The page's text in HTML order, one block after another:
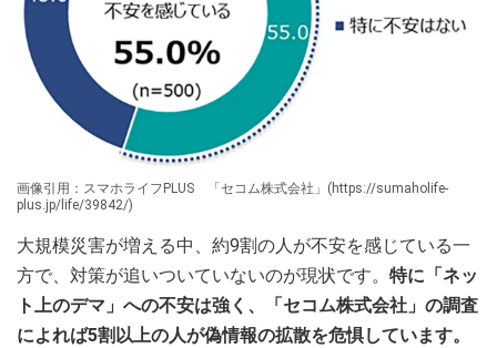
画像引用：スマホライフPLUS 「セコム株式会社」(https://sumaholife-
plus.jp/life/39842/)
大規模災害が増える中、約9割の人が不安を感じている一
方で、対策が追いついていないのが現状です。 特に「ネッ
ト上のデマ」への不安は強く、「セコム株式会社」の調査
によれば5割以上の人が偽情報の拡散を危惧しています。